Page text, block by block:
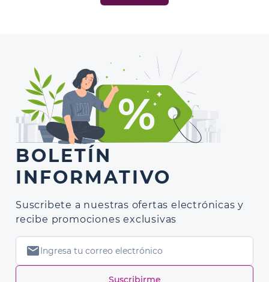
BOLETÍN
INFORMATIVO
Suscribete a nuestras ofertas electrónicas y
recibe promociones exclusivas
mail
Suscribirme